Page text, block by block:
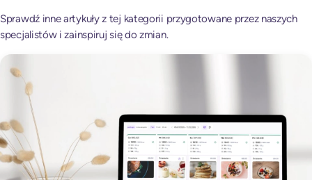
Sprawdź inne artykuły z tej kategorii przygotowane przez naszych
specjalistów i zainspiruj się do zmian.